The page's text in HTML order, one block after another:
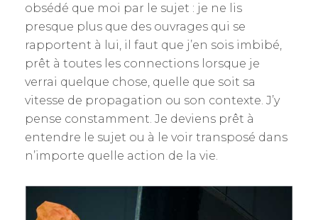
obsédé que moi par le sujet : je ne lis
presque plus que des ouvrages qui se
rapportent à lui, il faut que j’en sois imbibé,
prêt à toutes les connections lorsque je
verrai quelque chose, quelle que soit sa
vitesse de propagation ou son contexte. J’y
pense constamment. Je deviens prêt à
entendre le sujet ou à le voir transposé dans
n’importe quelle action de la vie.